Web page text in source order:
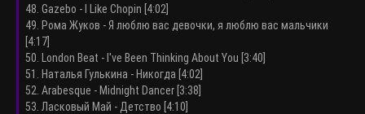
48. Gazebo - I Like Chopin [4:02]
49. Рома Жуков - Я люблю вас девочки, я люблю вас мальчики
[4:17]
50. London Beat - I've Been Thinking About You [3:40]
51. Наталья Гулькина - Никогда [4:02]
52. Arabesque - Midnight Dancer [3:38]
53. Ласковый Май - Детство [4:10]